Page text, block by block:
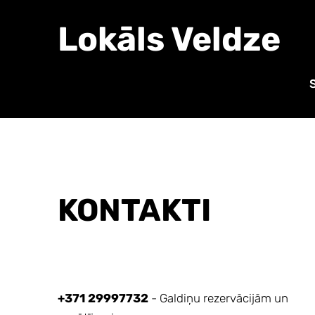
Lokāls Veldze
KONTAKTI
+371 29997732 - Galdiņu rezervācijām un